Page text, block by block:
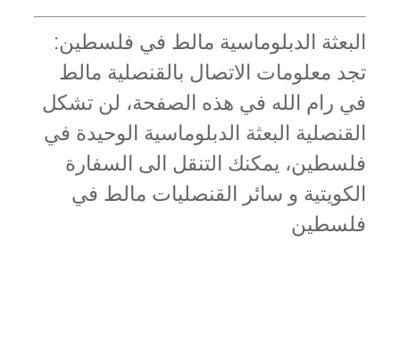
البعثة الدبلوماسية مالط في فلسطين:
تجد معلومات الاتصال بالقنصلية مالط
في رام الله في هذه الصفحة، لن تشكل
القنصلية البعثة الدبلوماسية الوحيدة في
فلسطين، يمكنك التنقل الى السفارة
الكويتية و سائر القنصليات مالط في
فلسطين